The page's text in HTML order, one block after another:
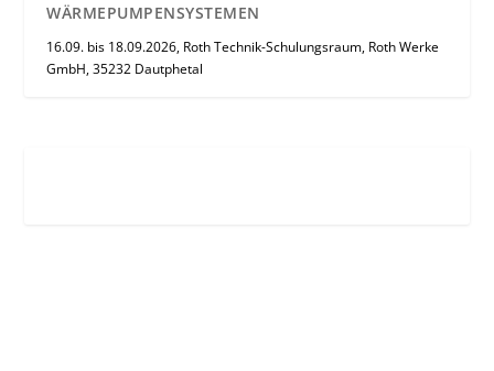
WÄRMEPUMPENSYSTEMEN
16.09. bis 18.09.2026, Roth Technik-Schulungsraum, Roth Werke
GmbH, 35232 Dautphetal